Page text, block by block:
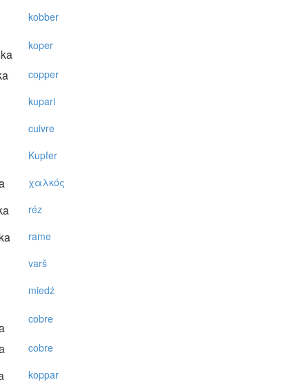
kobber
koper
copper
kupari
cuivre
Kupfer
χαλκός
réz
rame
varš
miedź
cobre
cobre
koppar